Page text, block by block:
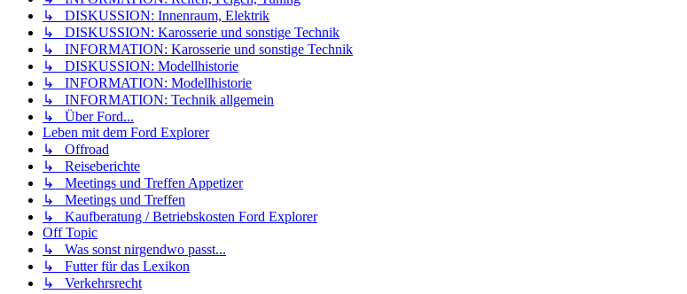
↳ DISKUSSION: Innenraum, Elektrik
↳ DISKUSSION: Karosserie und sonstige Technik
↳ INFORMATION: Karosserie und sonstige Technik
↳ DISKUSSION: Modellhistorie
↳ INFORMATION: Modellhistorie
↳ INFORMATION: Technik allgemein
↳ Über Ford...
Leben mit dem Ford Explorer
↳ Offroad
↳ Reiseberichte
↳ Meetings und Treffen Appetizer
↳ Meetings und Treffen
↳ Kaufberatung / Betriebskosten Ford Explorer
Off Topic
↳ Was sonst nirgendwo passt...
↳ Futter für das Lexikon
↳ Verkehrsrecht